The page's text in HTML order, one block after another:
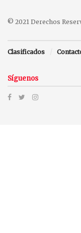
© 2021 Derechos
Clasificados
Síguenos